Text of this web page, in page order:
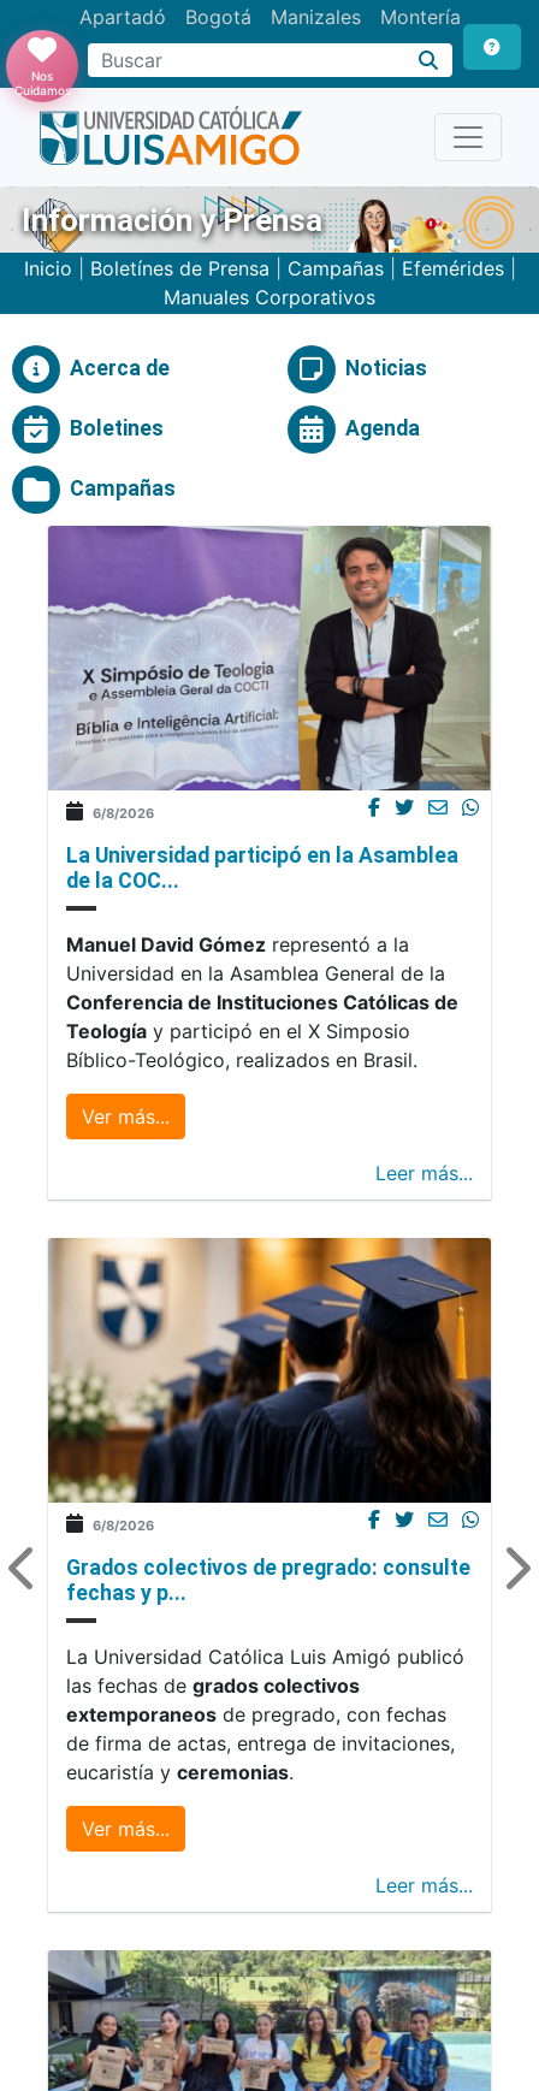
Apartadó Bogotá Manizales Montería
Buscar
Nos
Cuidamos
Información y Prensa
Inicio Boletínes de Prensa Campañas Efemérides
Manuales Corporativos
Acerca de Noticias
Boletines Agenda
Campañas
6/8/2026
La Universidad participó en la Asamblea
de la COC...
Manuel David Gómez representó a la
Universidad en la Asamblea General de la
Conferencia de Instituciones Católicas de
Teología y participó en el X Simposio
Bíblico-Teológico, realizados en Brasil.
Ver más...
Leer más...
6/8/2026
Grados colectivos de pregrado: consulte
fechas y p...
La Universidad Católica Luis Amigó publicó
las fechas de grados colectivos
extemporaneos de pregrado, con fechas
de firma de actas, entrega de invitaciones,
eucaristía y ceremonias.
Ver más...
Leer más...